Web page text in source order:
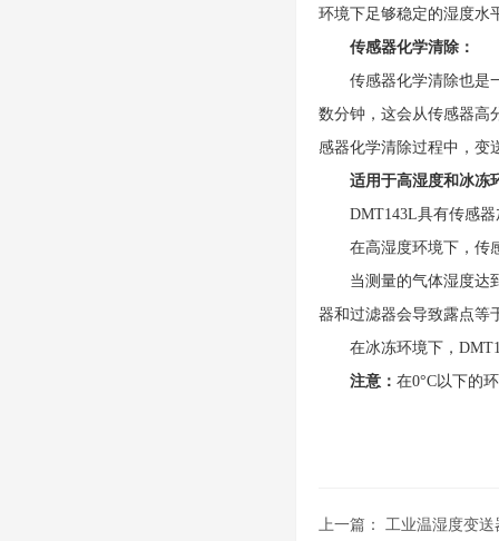
环境下足够稳定的湿度水
传感器化学清除：
传感器化学清除也是一
数分钟，这会从传感器高
感器化学清除过程中，变
适用于高湿度和冰冻
DMT143L具有传感器
在高湿度环境下，传感
当测量的气体湿度达到
器和过滤器会导致露点等
在冰冻环境下，
注意： 在0°C以下的
上一篇： 工业温湿度变